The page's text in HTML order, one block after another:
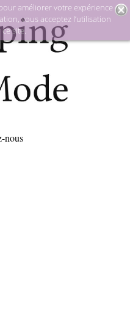
nous
améliorer votre expérience
vous acceptez l’utilisation
site.